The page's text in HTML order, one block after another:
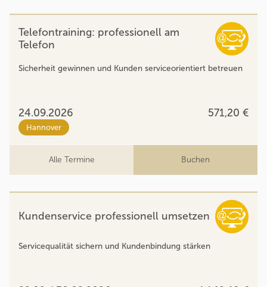
Telefontraining: professionell am
Telefon
Sicherheit gewinnen und Kunden serviceorientiert betreuen
24.09.2026 571,20 €
Hannover
Alle Termine Buchen
Kundenservice professionell umsetzen
Servicequalität sichern und Kundenbindung stärken